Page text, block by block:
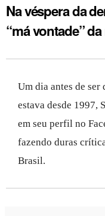
Na véspera da
“má vontade”
Um dia antes de
estava desde 1997,
em seu perfil no
fazendo duras
Brasil.